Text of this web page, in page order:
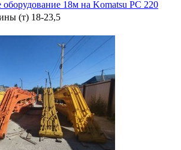
оборудование 18м на Komatsu PC 220
(т) 18-23,5